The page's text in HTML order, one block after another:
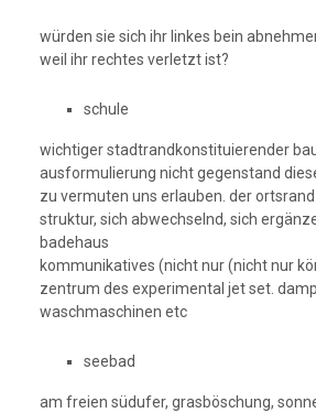
würden sie sich ihr linkes bein
weil ihr rechtes verletzt ist?
schule
wichtiger stadtrandkonstituierender
ausformulierung nicht gegenstand
zu vermuten uns erlauben. der
struktur, sich abwechselnd, sich
badehaus
kommunikatives (nicht nur (nicht nur
zentrum des experimental jet set.
waschmaschinen etc
seebad
am freien südufer, grasböschung,